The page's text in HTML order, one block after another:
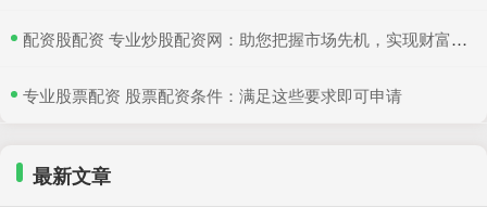
​配资股配资 专业炒股配资网：助您把握市场先机，实现财富增值
​专业股票配资 股票配资条件：满足这些要求即可申请
最新文章